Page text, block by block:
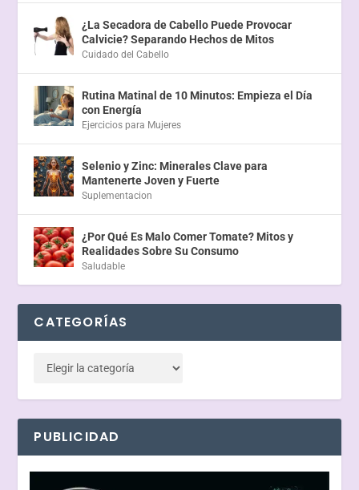
¿La Secadora de Cabello Puede Provocar
Calvicie? Separando Hechos de Mitos
Cuidado del Cabello
Rutina Matinal de 10 Minutos: Empieza el Día
con Energía
Ejercicios para Mujeres
Selenio y Zinc: Minerales Clave para
Mantenerte Joven y Fuerte
Suplementacion
¿Por Qué Es Malo Comer Tomate? Mitos y
Realidades Sobre Su Consumo
Saludable
CATEGORÍAS
PUBLICIDAD